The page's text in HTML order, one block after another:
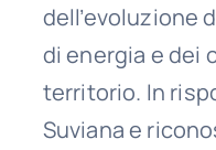
dell’evoluzione
di energia e dei
territorio. In
Suviana e